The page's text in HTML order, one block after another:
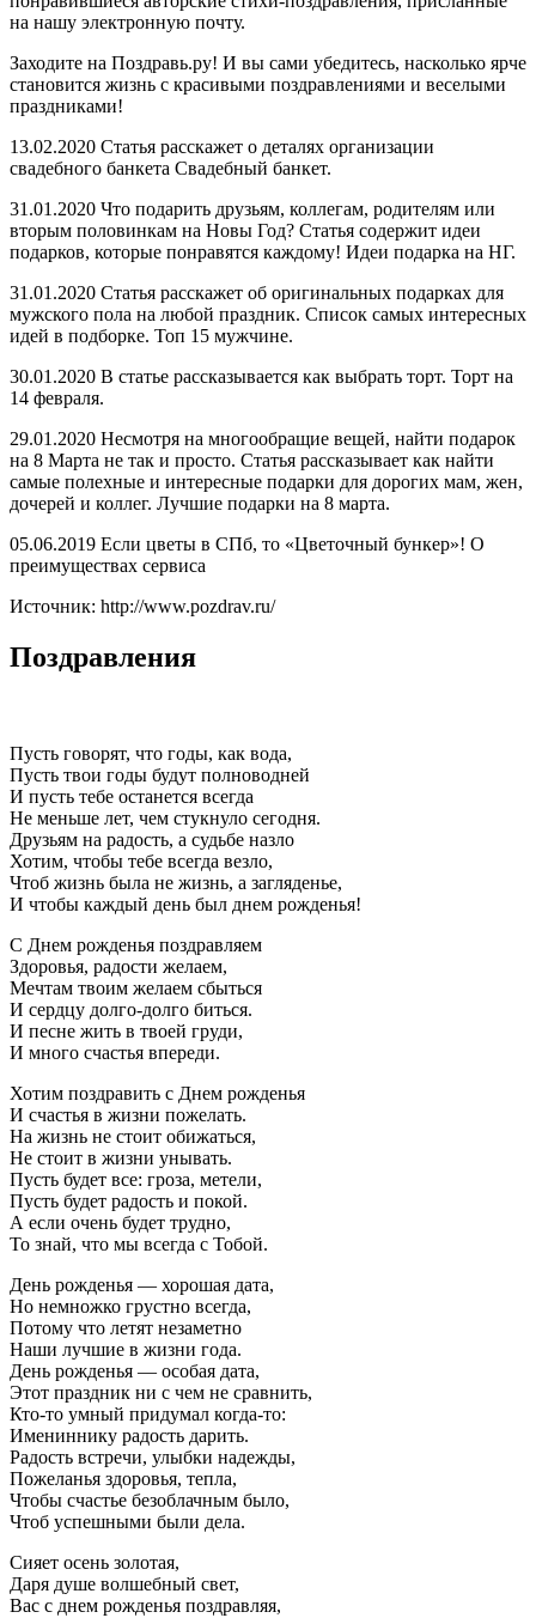
на нашу электронную почту.
Заходите на Поздравь.ру! И вы сами убедитесь, насколько ярче
становится жизнь с красивыми поздравлениями и веселыми
праздниками!
13.02.2020 Статья расскажет о деталях организации
свадебного банкета Свадебный банкет.
31.01.2020 Что подарить друзьям, коллегам, родителям или
вторым половинкам на Новы Год? Статья содержит идеи
подарков, которые понравятся каждому! Идеи подарка на НГ.
31.01.2020 Статья расскажет об оригинальных подарках для
мужского пола на любой праздник. Список самых интересных
идей в подборке. Топ 15 мужчине.
30.01.2020 В статье рассказывается как выбрать торт. Торт на
14 февраля.
29.01.2020 Несмотря на многообращие вещей, найти подарок
на 8 Марта не так и просто. Статья рассказывает как найти
самые полехные и интересные подарки для дорогих мам, жен,
дочерей и коллег. Лучшие подарки на 8 марта.
05.06.2019 Если цветы в СПб, то «Цветочный бункер»! О
преимуществах сервиса
Источник: http://www.pozdrav.ru/
Поздравления
Пусть говорят, что годы, как вода,
Пусть твои годы будут полноводней
И пусть тебе останется всегда
Не меньше лет, чем стукнуло сегодня.
Друзьям на радость, а судьбе назло
Хотим, чтобы тебе всегда везло,
Чтоб жизнь была не жизнь, а загляденье,
И чтобы каждый день был днем рожденья!
С Днем рожденья поздравляем
Здоровья, радости желаем,
Мечтам твоим желаем сбыться
И сердцу долго-долго биться.
И песне жить в твоей груди,
И много счастья впереди.
Хотим поздравить с Днем рожденья
И счастья в жизни пожелать.
На жизнь не стоит обижаться,
Не стоит в жизни унывать.
Пусть будет все: гроза, метели,
Пусть будет радость и покой.
А если очень будет трудно,
То знай, что мы всегда с Тобой.
День рожденья — хорошая дата,
Но немножко грустно всегда,
Потому что летят незаметно
Наши лучшие в жизни года.
День рожденья — особая дата,
Этот праздник ни с чем не сравнить,
Кто-то умный придумал когда-то:
Имениннику радость дарить.
Радость встречи, улыбки надежды,
Пожеланья здоровья, тепла,
Чтобы счастье безоблачным было,
Чтоб успешными были дела.
Сияет осень золотая,
Даря душе волшебный свет,
Вас с днем рожденья поздравляя,